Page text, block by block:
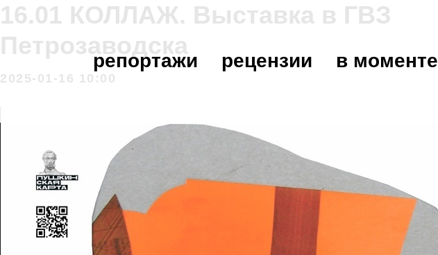
репортажи рецензии в моменте
16.01 КОЛЛАЖ. Выставка в ГВЗ
Петрозаводска
2025-01-16 10:00